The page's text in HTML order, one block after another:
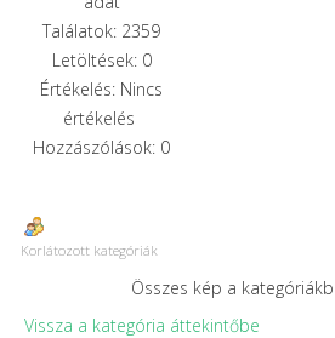
Találatok: 2359
Letöltések: 0
Értékelés: Nincs
értékelés
Hozzászólások: 0
Korlátozott kategóriák
Összes kép a
Vissza a kategória áttekintőbe